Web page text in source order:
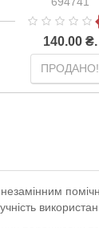
140.00 ₴.
ПРОДАНО!